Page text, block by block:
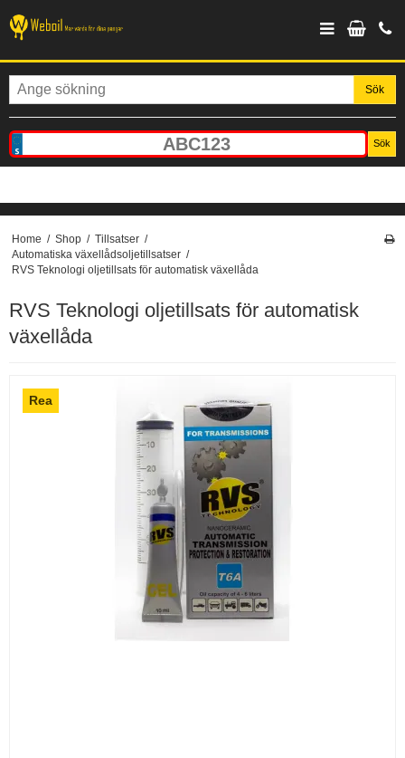
Sök
Sök
Home / Shop / Tillsatser /
Automatiska växellådsoljetillsatser /
RVS Teknologi oljetillsats för automatisk växellåda
RVS Teknologi oljetillsats för automatisk
växellåda
Rea